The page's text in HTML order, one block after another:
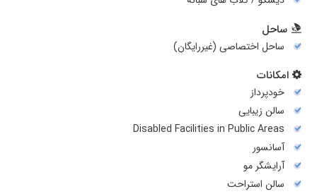
ساحل
ساحل اختصاصی (غیررایگان)
امکانات
خودپرداز
سالن زیبایی
Disabled Facilities in Public Areas
آسانسور
آرایشگر مو
سالن استراحت